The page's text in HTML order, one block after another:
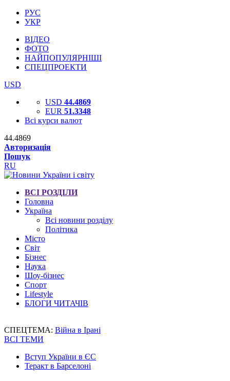
РУС
УКР
ВІДЕО
ФОТО
НАЙПОПУЛЯРНІШІ
СПЕЦПРОЕКТИ
USD
USD 44.4869
EUR 51.3348
Всі курси валют
44.4869
Авторизація
Пошук
RU
ВСІ РОЗДІЛИ
Головна
Україна
Всі новини розділу
Політика
Місто
Світ
Бізнес
Наука
Шоу-бізнес
Спорт
Lifestyle
БЛОГИ ЧИТАЧІВ
СПЕЦТЕМА: Війна в Ірані
ВСІ ТЕМИ
Вступ України в ЄС
Теракт в Барселоні